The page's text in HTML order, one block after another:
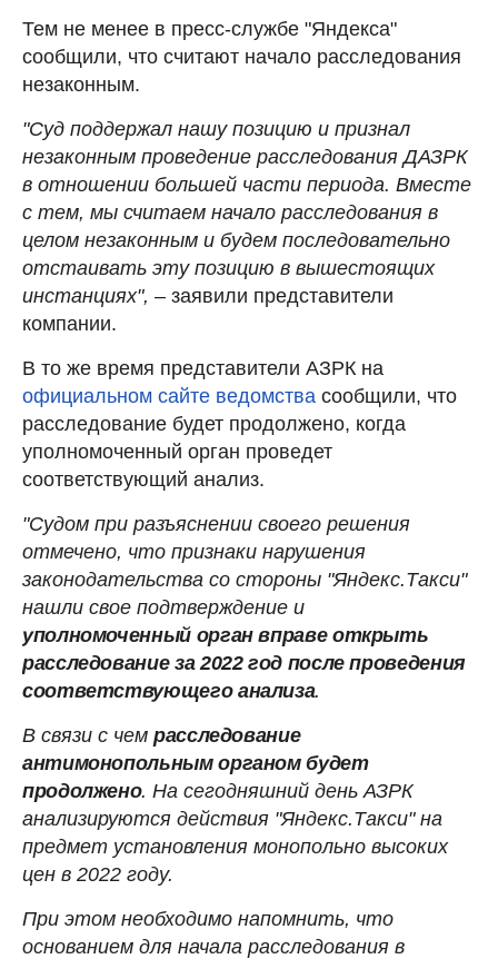
Тем не менее в пресс-службе "Яндекса"
сообщили, что считают начало расследования
незаконным.
"Cуд поддержал нашу позицию и признал
незаконным проведение расследования ДАЗРК
в отношении большей части периода. Вместе
с тем, мы считаем начало расследования в
целом незаконным и будем последовательно
отстаивать эту позицию в вышестоящих
инстанциях", – заявили представители
компании.
В то же время представители АЗРК на
официальном сайте ведомства сообщили, что
расследование будет продолжено, когда
уполномоченный орган проведет
соответствующий анализ.
"Судом при разъяснении своего решения
отмечено, что признаки нарушения
законодательства со стороны "Яндекс.Такси"
нашли свое подтверждение и
уполномоченный орган вправе открыть
расследование за 2022 год после проведения
соответствующего анализа.
В связи с чем расследование
антимонопольным органом будет
продолжено. На сегодняшний день АЗРК
анализируются действия "Яндекс.Такси" на
предмет установления монопольно высоких
цен в 2022 году.
При этом необходимо напомнить, что
основанием для начала расследования в